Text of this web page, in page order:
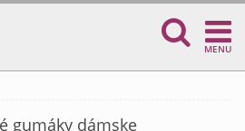
MENU
gumáky dámske